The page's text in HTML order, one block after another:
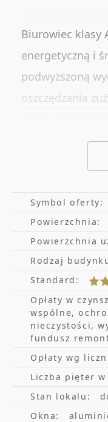
Rynekpierwotny
Oferty ze zdjęciem
Biurowiec klasy
energetyczną i
podwyższoną
oszczędzania
generatora
budynku.
Lokalizacja przy
komunikację z
do szerokiego
uzupełniających.
prysznice,
Symbol oferty:
Powierzchnia:
Powierzchnia
Rodzaj
Standard:
Opłaty w
wspólne,
nieczystości,
fundusz
Opłaty wg
Liczba pięter
Stan lokalu:
Okna: